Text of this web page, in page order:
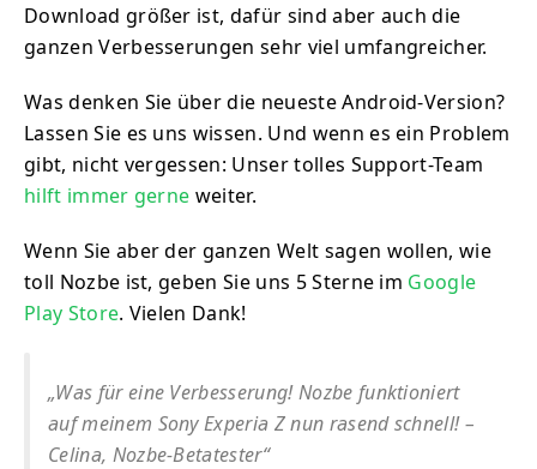
Download größer ist, dafür sind aber auch die
ganzen Verbesserungen sehr viel umfangreicher.
Was denken Sie über die neueste Android-Version?
Lassen Sie es uns wissen. Und wenn es ein Problem
gibt, nicht vergessen: Unser tolles Support-Team
hilft immer gerne weiter.
Wenn Sie aber der ganzen Welt sagen wollen, wie
toll Nozbe ist, geben Sie uns 5 Sterne im Google
Play Store. Vielen Dank!
„Was für eine Verbesserung! Nozbe funktioniert
auf meinem Sony Experia Z nun rasend schnell! –
Celina, Nozbe-Betatester“